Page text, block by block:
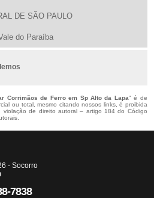
DE SÃO PAULO
do Paraíba
Corrimãos de Ferro em Sp Alto da Lapa" é de
ou total, mesmo citando nossos links, é proibida
violação de direito autoral – artigo 184 do Código
- Socorro
7838